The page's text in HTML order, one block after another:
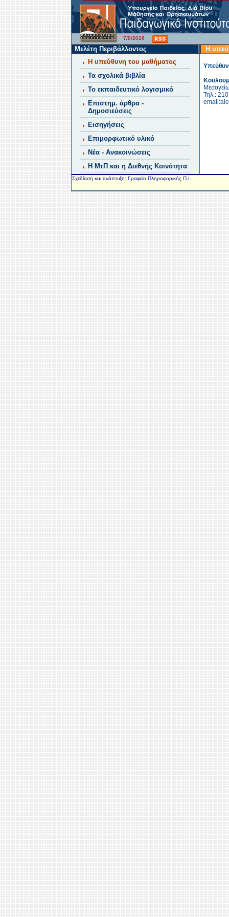
7/8/2026
Μελέτη Περιβάλλοντος
Η υπεύθυνη του μαθήματος
Τα σχολικά βιβλία
Το εκπαιδευτικό λογισμικό
Επιστημ. άρθρα -
Δημοσιεύσεις
Εισηγήσεις
Επιμορφωτικό υλικό
Νέα - Ανακοινώσεις
Η ΜτΠ και η Διεθνής Κοινότητα
Η
Τηλ.:
Σχεδίαση και ανάπτυξη: Γραφείο Πληροφορικής Π.Ι.